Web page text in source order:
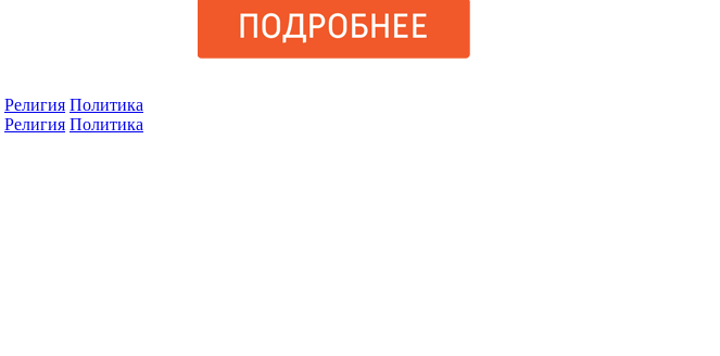
Религия Политика
Религия Политика